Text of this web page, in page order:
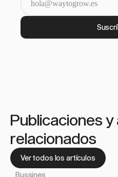
Publicaciones
relacionados
Ver todos los artículos
Bussines